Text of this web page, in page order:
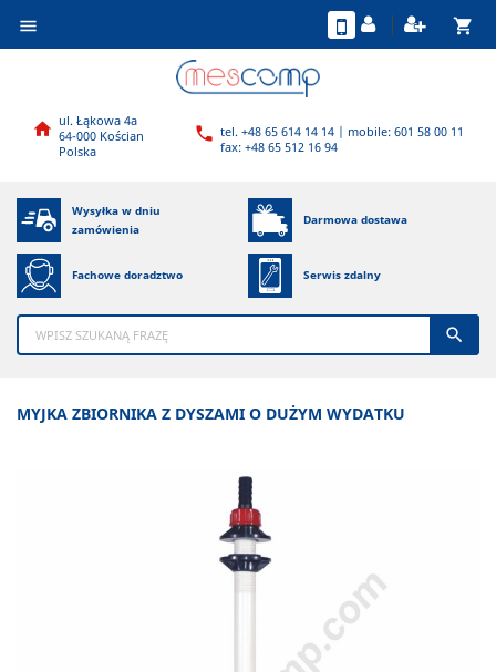
 shopping_cart
 ul. Łąkowa 4a
64-000 Kościan
Polska
 tel. +48 65 614 14 14 | mobile: 601 58 00 11
fax: +48 65 512 16 94
Wysyłka w dniu
zamówienia
Darmowa dostawa
Fachowe doradztwo Serwis zdalny

MYJKA ZBIORNIKA Z DYSZAMI O DUŻYM WYDATKU